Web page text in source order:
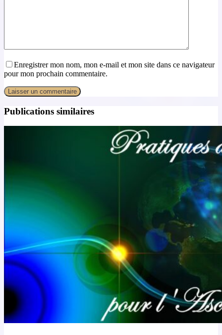
Enregistrer mon nom, mon e-mail et mon site dans ce navigateur
pour mon prochain commentaire.
Laisser un commentaire
Publications similaires